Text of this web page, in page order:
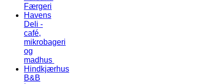
Færgeri
Havens
Deli -
café,
mikrobageri
og
madhus
Hindkjærhus
B&B